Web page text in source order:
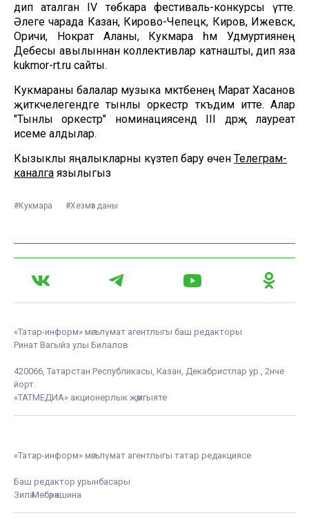
дип аталган IV төбәкара фестиваль-конкурсы үтте.
Әлеге чарада Казан, Кирово-Чепецк, Киров, Ижевск,
Оричи, Нократ Аланы, Кукмара һәм Удмуртиянең
Дебесы авылыннан коллективлар катнашты, дип яза
kukmor-rt.ru сайты.
Кукмараны балалар музыка мәктәбенең Марат Хасанов
җитәкчелегендәге тынлы оркестр тәкъдим итте. Алар
"Тынлы оркестр" номинациясендә III дәрәҗә лауреат
исеме алдылар.
Кызыклы яңалыкларны күзәтеп бару өчен Телеграм-
каналга язылыгыз
#Кукмара #Хезмәт даны
«Татар-информ» мәгълүмат агентлыгы баш редакторы
Ринат Вагыйз улы Билалов
420066, Татарстан Республикасы, Казан, Декабристлар ур., 2нче
йорт.
«ТАТМЕДИА» акционерлык җәмгыяте
«Татар-информ» мәгълүмат агентлыгы татар редакциясе
Баш редактор урынбасары
Зилә Мөбәрәкшина